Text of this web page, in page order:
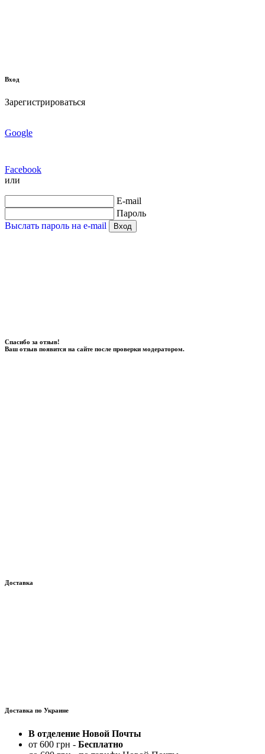
Вход
Зарегистрироваться
Google
Facebook
или
E-mail
Пароль
Выслать пароль на e-mail
Вход
Спасибо за отзыв!
Ваш отзыв появится на сайте после проверки модератором.
Доставка
Доставка по Украине
В отделение Новой Почты
от 600 грн - Бесплатно